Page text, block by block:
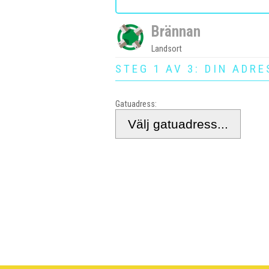
Brännan
Landsort
STEG 1 AV 3: DIN
Gatuadress: